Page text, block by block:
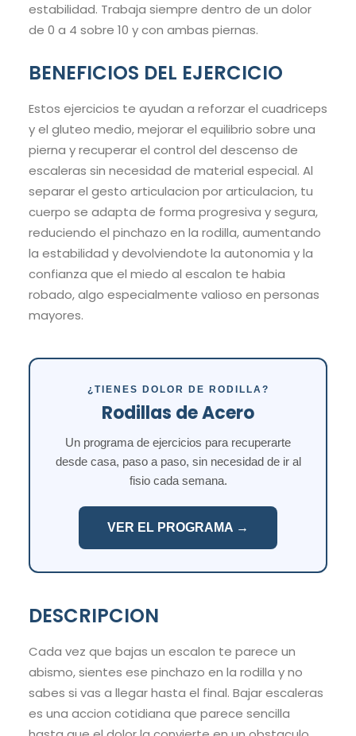
estabilidad. Trabaja siempre dentro de un dolor
de 0 a 4 sobre 10 y con ambas piernas.
BENEFICIOS DEL EJERCICIO
Estos ejercicios te ayudan a reforzar el cuadriceps
y el gluteo medio, mejorar el equilibrio sobre una
pierna y recuperar el control del descenso de
escaleras sin necesidad de material especial. Al
separar el gesto articulacion por articulacion, tu
cuerpo se adapta de forma progresiva y segura,
reduciendo el pinchazo en la rodilla, aumentando
la estabilidad y devolviendote la autonomia y la
confianza que el miedo al escalon te habia
robado, algo especialmente valioso en personas
mayores.
¿TIENES DOLOR DE RODILLA?
Rodillas de Acero
Un programa de ejercicios para recuperarte
desde casa, paso a paso, sin necesidad de ir al
fisio cada semana.
VER EL PROGRAMA →
DESCRIPCION
Cada vez que bajas un escalon te parece un
abismo, sientes ese pinchazo en la rodilla y no
sabes si vas a llegar hasta el final. Bajar escaleras
es una accion cotidiana que parece sencilla